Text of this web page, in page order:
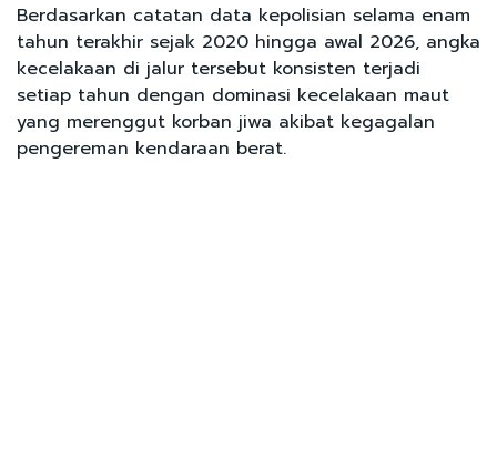
Berdasarkan catatan data kepolisian selama enam
tahun terakhir sejak 2020 hingga awal 2026, angka
kecelakaan di jalur tersebut konsisten terjadi
setiap tahun dengan dominasi kecelakaan maut
yang merenggut korban jiwa akibat kegagalan
pengereman kendaraan berat.